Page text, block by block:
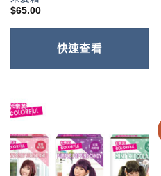
$65.00
快速查看